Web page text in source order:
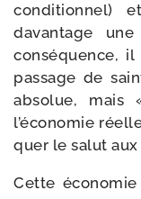
condi­tion­nel)
davan­tage
consé­quence,
pas­sage de
abso­lue,
l’économie
quer le salut
Cette